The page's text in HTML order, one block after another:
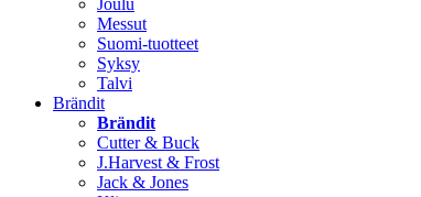
Joulu
Messut
Suomi-tuotteet
Syksy
Talvi
Brändit
Brändit
Cutter & Buck
J.Harvest & Frost
Jack & Jones